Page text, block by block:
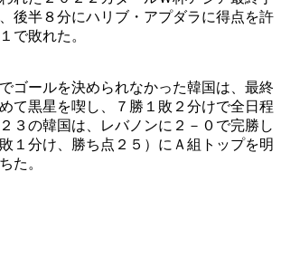
後半８分にハリブ・アプダラに得点を許
で敗れた。
ゴールを決められなかった韓国は、最終
て黒星を喫し、７勝１敗２分けで全日程
３の韓国は、レバノンに２－０で完勝し
１分け、勝ち点２５）にＡ組トップを明
た。